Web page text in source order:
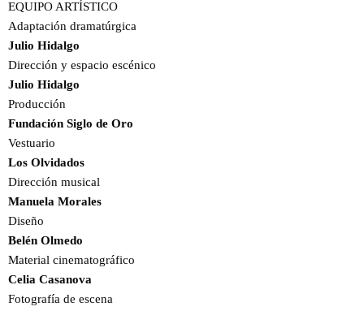
EQUIPO ARTÍSTICO
Adaptación dramatúrgica
Julio Hidalgo
Dirección y espacio escénico
Julio Hidalgo
Producción
Fundación Siglo de Oro
Vestuario
Los Olvidados
Dirección musical
Manuela Morales
Diseño
Belén Olmedo
Material cinematográfico
Celia Casanova
Fotografía de escena